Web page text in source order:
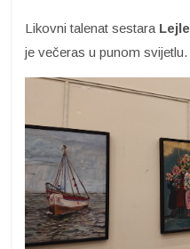
Likovni talenat sestara Lejle
je večeras u punom svijetlu.